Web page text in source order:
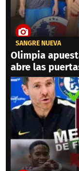
SANGRE NUEVA
Olimpia
abre las